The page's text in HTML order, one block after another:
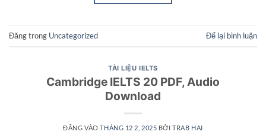
Đăng trong Uncategorized Để lại bình luận
TÀI LIỆU IELTS
Cambridge IELTS 20 PDF, Audio
Download
ĐĂNG VÀOTHÁNG 12 2, 2025 BỞITRAB HAI